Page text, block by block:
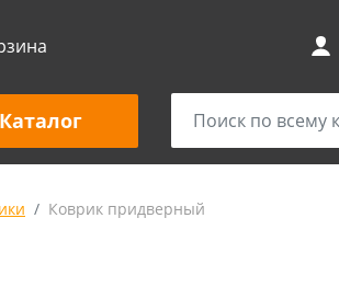
Каталог
Коврик придверный